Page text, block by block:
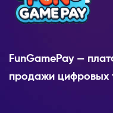
FunGamePay —
продажи цифровых